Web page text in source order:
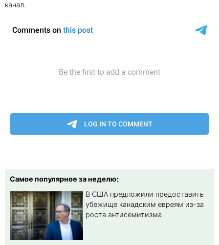
канал.
Самое популярное за неделю:
В США предложили предоставить
убежище канадским евреям из-за
роста антисемитизма